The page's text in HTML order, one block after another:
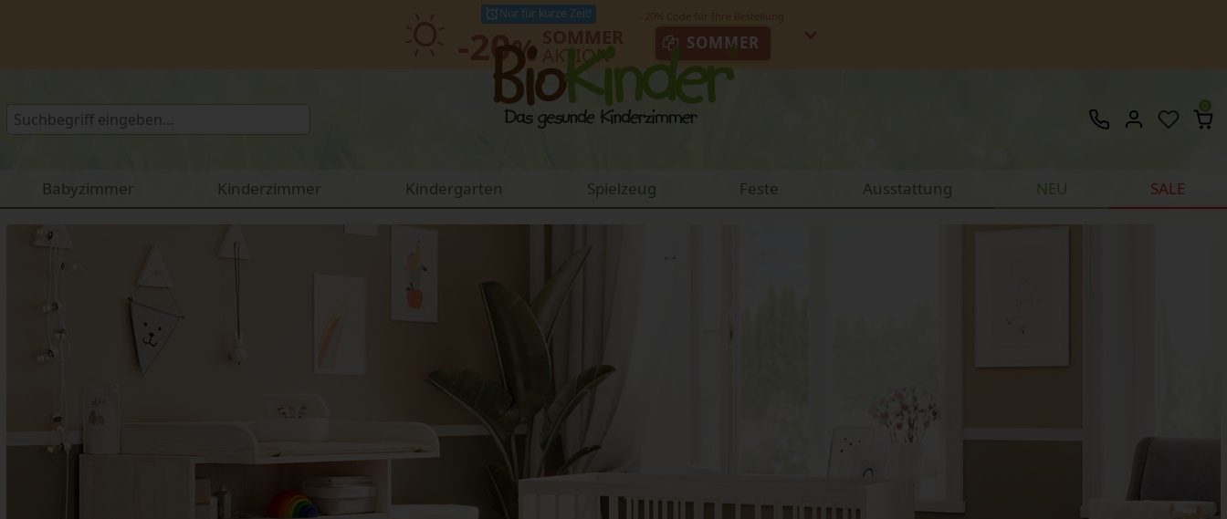
Nur für kurze Zeit!
-20% AKTION
SOMMER
0
Babyzimmer Kinderzimmer Kindergarten Spielzeug Feste Ausstattung NEU SALE